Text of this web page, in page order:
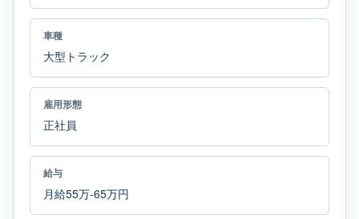
車種
大型トラック
雇用形態
正社員
給与
月給55万-65万円